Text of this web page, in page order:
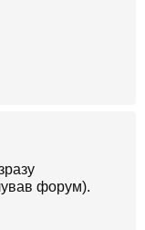
форум).